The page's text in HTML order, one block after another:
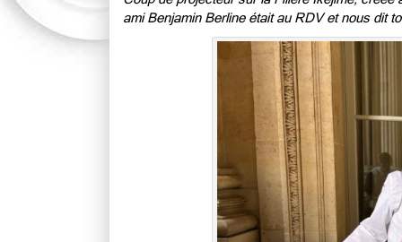
ami Benjamin Berline était au RDV et nous dit